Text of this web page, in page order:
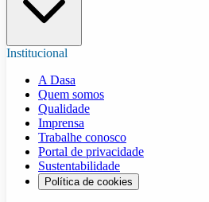
Institucional
A Dasa
Quem somos
Qualidade
Imprensa
Trabalhe conosco
Portal de privacidade
Sustentabilidade
Política de cookies